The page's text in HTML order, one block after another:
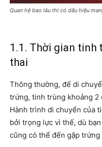
Quan hệ bao lâu thì có dấu hiệu
1.1. Thời gian tinh
thai
Thông thường, để di
trứng, tinh trùng khoảng 2
Hành trình di chuyển của
bởi trọng lực vì thế, dù
cũng có thể đến gặp trứng